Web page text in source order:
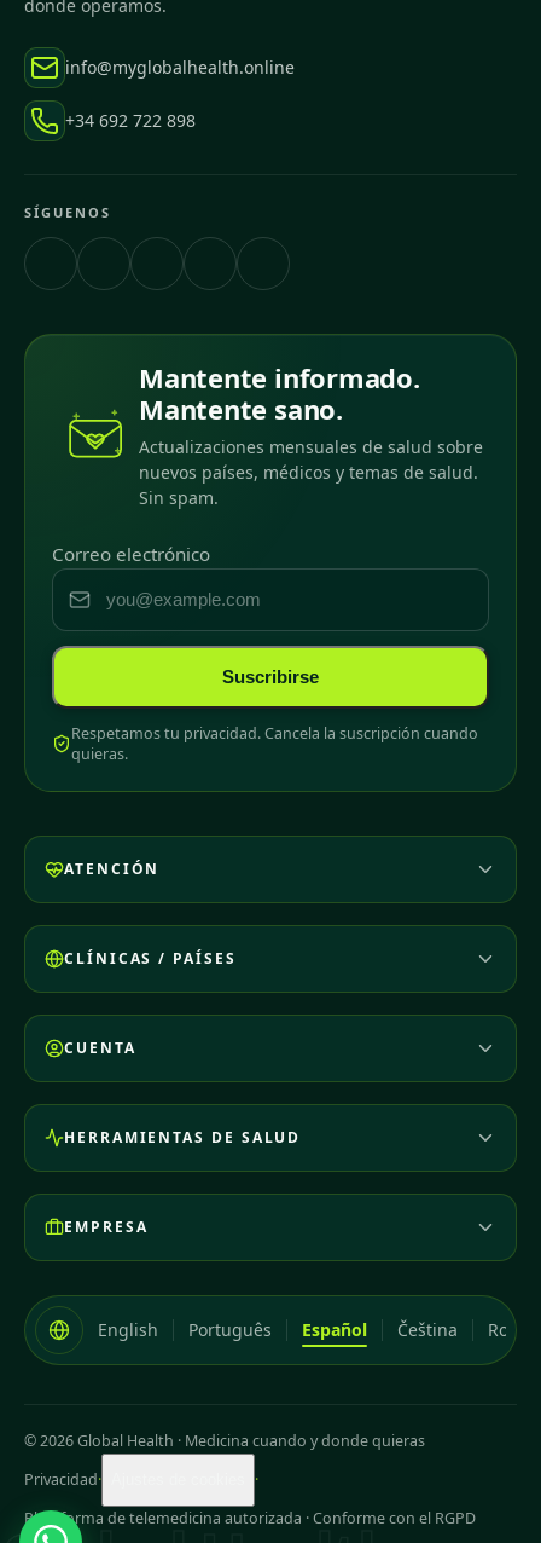
donde operamos.
info@myglobalhealth.online
+34 692 722 898
SÍGUENOS
Mantente informado.
Mantente sano.
Actualizaciones mensuales de salud sobre
nuevos países, médicos y temas de salud.
Sin spam.
Correo electrónico
Suscribirse
Respetamos tu privacidad. Cancela la suscripción cuando
quieras.
ATENCIÓN
CLÍNICAS / PAÍSES
CUENTA
HERRAMIENTAS DE SALUD
EMPRESA
English Português Español Čeština
© 2026 Global Health · Medicina cuando y donde quieras
Privacidad·
·
Plataforma de telemedicina autorizada · Conforme con el RGPD